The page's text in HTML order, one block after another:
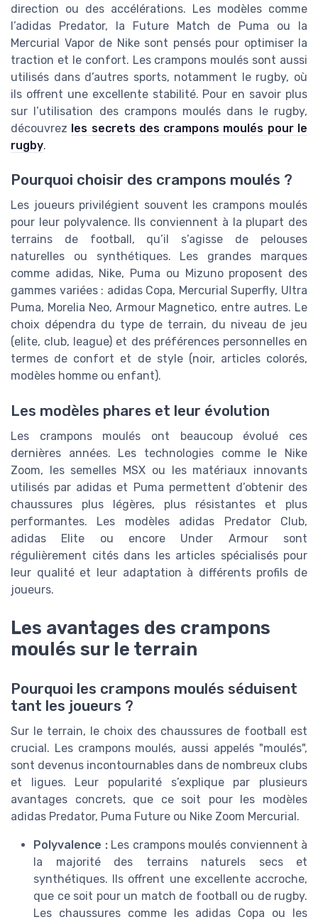
direction ou des accélérations. Les modèles comme
l’adidas Predator, la Future Match de Puma ou la
Mercurial Vapor de Nike sont pensés pour optimiser la
traction et le confort. Les crampons moulés sont aussi
utilisés dans d’autres sports, notamment le rugby, où
ils offrent une excellente stabilité. Pour en savoir plus
sur l’utilisation des crampons moulés dans le rugby,
découvrez les secrets des crampons moulés pour le
rugby.
Pourquoi choisir des crampons moulés ?
Les joueurs privilégient souvent les crampons moulés
pour leur polyvalence. Ils conviennent à la plupart des
terrains de football, qu’il s’agisse de pelouses
naturelles ou synthétiques. Les grandes marques
comme adidas, Nike, Puma ou Mizuno proposent des
gammes variées : adidas Copa, Mercurial Superfly, Ultra
Puma, Morelia Neo, Armour Magnetico, entre autres. Le
choix dépendra du type de terrain, du niveau de jeu
(elite, club, league) et des préférences personnelles en
termes de confort et de style (noir, articles colorés,
modèles homme ou enfant).
Les modèles phares et leur évolution
Les crampons moulés ont beaucoup évolué ces
dernières années. Les technologies comme le Nike
Zoom, les semelles MSX ou les matériaux innovants
utilisés par adidas et Puma permettent d’obtenir des
chaussures plus légères, plus résistantes et plus
performantes. Les modèles adidas Predator Club,
adidas Elite ou encore Under Armour sont
régulièrement cités dans les articles spécialisés pour
leur qualité et leur adaptation à différents profils de
joueurs.
Les avantages des crampons
moulés sur le terrain
Pourquoi les crampons moulés séduisent
tant les joueurs ?
Sur le terrain, le choix des chaussures de football est
crucial. Les crampons moulés, aussi appelés "moulés",
sont devenus incontournables dans de nombreux clubs
et ligues. Leur popularité s’explique par plusieurs
avantages concrets, que ce soit pour les modèles
adidas Predator, Puma Future ou Nike Zoom Mercurial.
Polyvalence :Les crampons moulés conviennent à
la majorité des terrains naturels secs et
synthétiques. Ils offrent une excellente accroche,
que ce soit pour un match de football ou de rugby.
Les chaussures comme les adidas Copa ou les